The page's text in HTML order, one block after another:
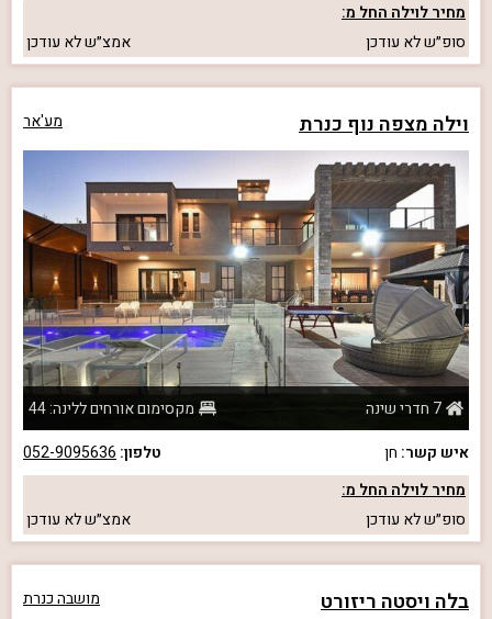
מחיר לוילה החל מ:
סופ״שלא עודכן אמצ״שלא עודכן
וילה מצפה נוף כנרת מע'אר
7 חדרי שינה
מקסימום אורחים ללינה: 44
איש קשר: חן טלפון: 052-9095636
מחיר לוילה החל מ:
סופ״שלא עודכן אמצ״שלא עודכן
בלה ויסטה ריזורט מושבה כנרת